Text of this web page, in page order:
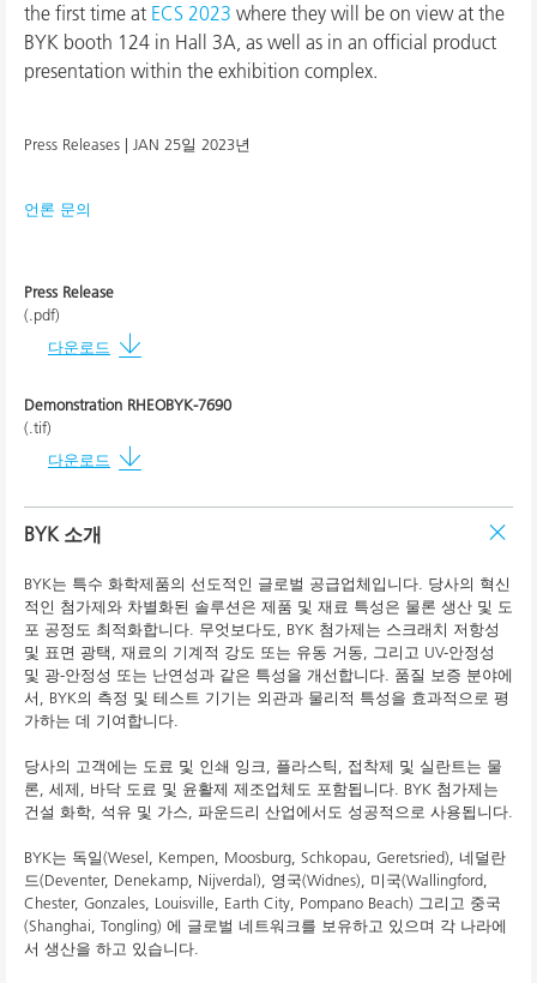
the first time at ECS 2023 where they will be on view at the
BYK booth 124 in Hall 3A, as well as in an official product
presentation within the exhibition complex.
Press Releases | JAN 25일 2023년
언론 문의
Press Release
(.pdf)
다운로드
Demonstration RHEOBYK-7690
(.tif)
다운로드
BYK 소개
BYK는 특수 화학제품의 선도적인 글로벌 공급업체입니다. 당사의 혁신
적인 첨가제와 차별화된 솔루션은 제품 및 재료 특성은 물론 생산 및 도
포 공정도 최적화합니다. 무엇보다도, BYK 첨가제는 스크래치 저항성
및 표면 광택, 재료의 기계적 강도 또는 유동 거동, 그리고 UV-안정성
및 광-안정성 또는 난연성과 같은 특성을 개선합니다. 품질 보증 분야에
서, BYK의 측정 및 테스트 기기는 외관과 물리적 특성을 효과적으로 평
가하는 데 기여합니다.
당사의 고객에는 도료 및 인쇄 잉크, 플라스틱, 접착제 및 실란트는 물
론, 세제, 바닥 도료 및 윤활제 제조업체도 포함됩니다. BYK 첨가제는
건설 화학, 석유 및 가스, 파운드리 산업에서도 성공적으로 사용됩니다.
BYK는 독일(Wesel, Kempen, Moosburg, Schkopau, Geretsried), 네덜란
드(Deventer, Denekamp, Nijverdal), 영국(Widnes), 미국(Wallingford,
Chester, Gonzales, Louisville, Earth City, Pompano Beach) 그리고 중국
(Shanghai, Tongling) 에 글로벌 네트워크를 보유하고 있으며 각 나라에
서 생산을 하고 있습니다.